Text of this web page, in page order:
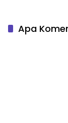
Apa